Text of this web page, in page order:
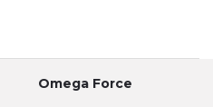
Omega Force